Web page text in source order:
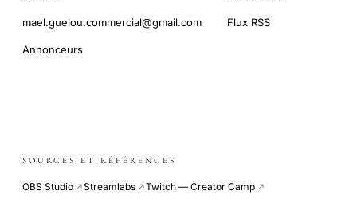
mael.guelou.commercial@gmail.com
Annonceurs
Flux RSS
SOURCES ET RÉFÉRENCES
OBS Studio ↗Streamlabs ↗Twitch — Creator Camp ↗